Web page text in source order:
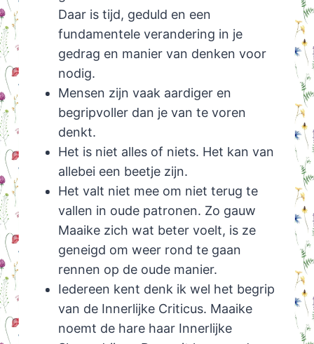
Daar is tijd, geduld en een
fundamentele verandering in je
gedrag en manier van denken voor
nodig.
Mensen zijn vaak aardiger en
begripvoller dan je van te voren
denkt.
Het is niet alles of niets. Het kan van
allebei een beetje zijn.
Het valt niet mee om niet terug te
vallen in oude patronen. Zo gauw
Maaike zich wat beter voelt, is ze
geneigd om weer rond te gaan
rennen op de oude manier.
Iedereen kent denk ik wel het begrip
van de Innerlijke Criticus. Maaike
noemt de hare haar Innerlijke